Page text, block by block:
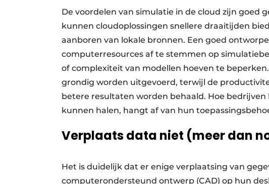
De voordelen van simulatie in de cloud zijn goed
kunnen cloudoplossingen snellere draaitijden
aanboren van lokale bronnen. Een goed
computerresources af te stemmen op
of complexiteit van modellen hoeven te
grondig worden uitgevoerd, terwijl de
betere resultaten worden behaald. Hoe
kunnen halen, hangt af van hun
Verplaats data niet (meer dan
Het is duidelijk dat er enige verplaatsing van
computerondersteund ontwerp (CAD) op hun